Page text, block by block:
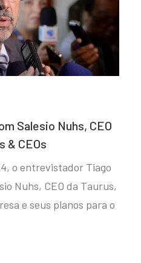
Salesio Nuhs, CEO
& CEOs
o entrevistador Tiago
Nuhs, CEO da Taurus,
e seus planos para o